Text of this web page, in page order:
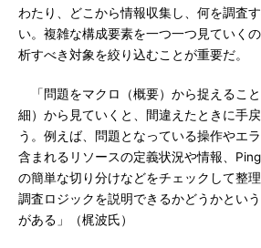
わたり、どこから情報収集し、何を調査
い。複雑な構成要素を一つ一つ見ていく
析すべき対象を絞り込むことが重要だ。
「問題をマクロ（概要）から捉えるこ
細）から見ていくと、間違えたときに手
う。例えば、問題となっている操作やエ
含まれるリソースの定義状況や情報、
の簡単な切り分けなどをチェックして整
調査ロジックを説明できるかどうかとい
がある」（梶波氏）